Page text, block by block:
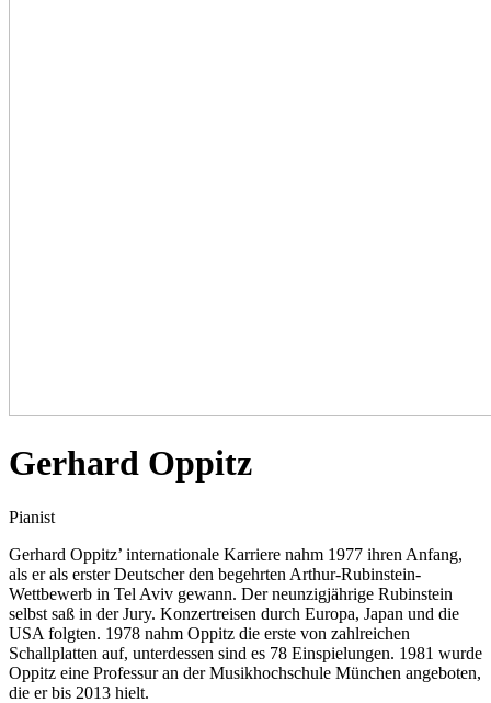
Gerhard Oppitz
Pianist
Gerhard Oppitz’ internationale Karriere nahm 1977 ihren Anfang,
als er als erster Deutscher den begehrten Arthur-Rubinstein-
Wettbewerb in Tel Aviv gewann. Der neunzigjährige Rubinstein
selbst saß in der Jury. Konzertreisen durch Europa, Japan und die
USA folgten. 1978 nahm Oppitz die erste von zahlreichen
Schallplatten auf, unterdessen sind es 78 Einspielungen. 1981 wurde
Oppitz eine Professur an der Musikhochschule München angeboten,
die er bis 2013 hielt.